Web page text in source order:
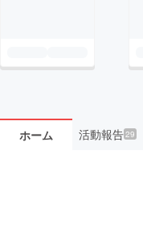
ホーム 活動報告29